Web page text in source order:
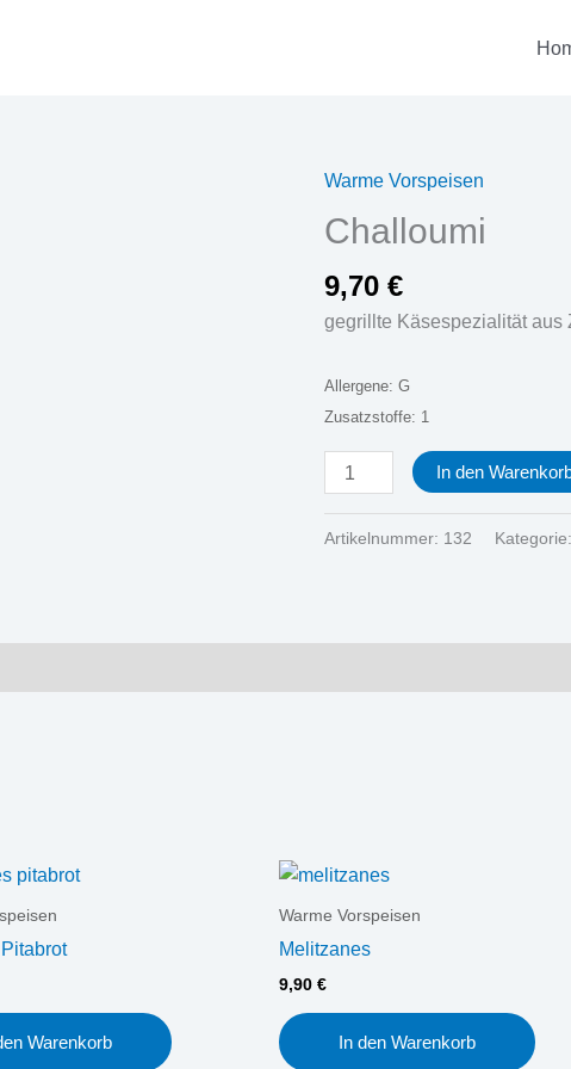
Warme Vorspeisen
Challoumi
9,70 €
gegrillte Käsespezialität aus
Allergene: G
Zusatzstoffe: 1
Challoumi
Menge
In den
Artikelnummer: 132 Kategorie:
Warenkorb
Warme Vorspeisen
Melitzanes
9,90 €
In den Warenkorb